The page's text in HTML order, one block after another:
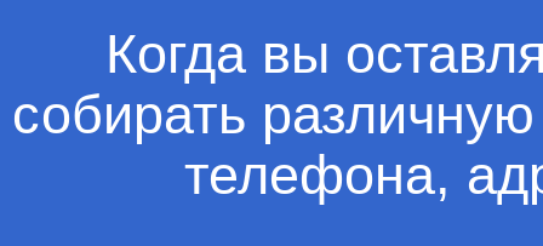
Когда вы
собирать
телефона,